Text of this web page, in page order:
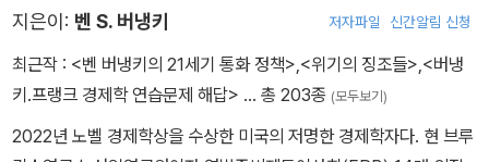
지은이: 벤 S. 버냉키 저자파일 신간알림 신청
최근작 : <벤 버냉키의 21세기 통화 정책>,<위기의 징조들>,<버냉
키.프랭크 경제학 연습문제 해답> … 총 203종 (모두보기)
2022년 노벨 경제학상을 수상한 미국의 저명한 경제학자다. 현 브루